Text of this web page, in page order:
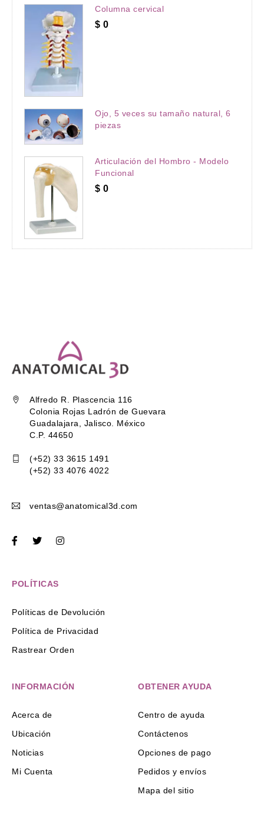
Columna cervical
$ 0
Ojo, 5 veces su tamaño natural, 6
piezas
Articulación del Hombro - Modelo
Funcional
$ 0
Alfredo R. Plascencia 116
Colonia Rojas Ladrón de Guevara
Guadalajara, Jalisco. México
C.P. 44650
(+52) 33 3615 1491
(+52) 33 4076 4022
ventas@anatomical3d.com
POLÍTICAS
Políticas de Devolución
Política de Privacidad
Rastrear Orden
INFORMACIÓN
Acerca de
Ubicación
Noticias
Mi Cuenta
OBTENER AYUDA
Centro de ayuda
Contáctenos
Opciones de pago
Pedidos y envíos
Mapa del sitio